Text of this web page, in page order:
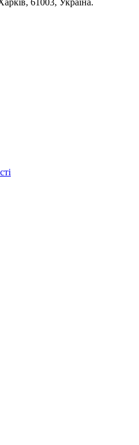
61003, Україна.